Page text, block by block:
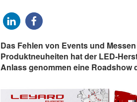
Das Fehlen von Events und
Produktneuheiten hat der LED-
Anlass genommen eine Roadshow